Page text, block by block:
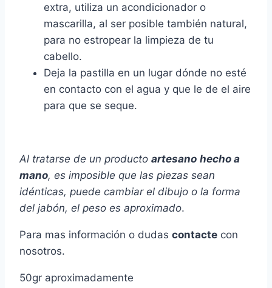
extra, utiliza un acondicionador o
mascarilla, al ser posible también natural,
para no estropear la limpieza de tu
cabello.
Deja la pastilla en un lugar dónde no esté
en contacto con el agua y que le de el aire
para que se seque.
Al tratarse de un producto artesano hecho a
mano, es imposible que las piezas sean
idénticas, puede cambiar el dibujo o la forma
del jabón, el peso es aproximado.
Para mas información o dudas contacte con
nosotros.
50gr aproximadamente